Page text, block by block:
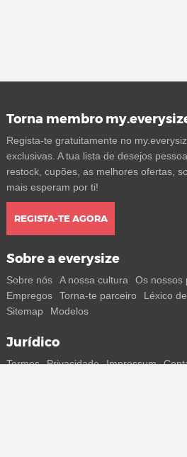
Torna membro
Regista-te gratuitamente no
exclusivas. A tua lista de desejos
restock, cupões, as melhores ofertas,
mais esperam por ti!
REGISTA-TE AGORA
Sobre a everysize
Sobre nós A nossa cultura Os nossos
Empregos
Torna-te parceiro Léxico
Sitemap
Modelos
Jurídico
Termos Privacidade Impressum